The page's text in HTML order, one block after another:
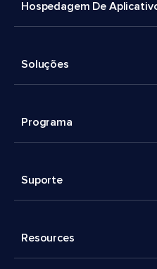
Hospedagem De
Soluções
Programa
Suporte
Resources